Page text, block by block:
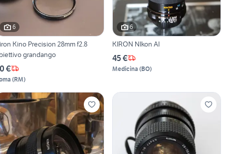
6
Kino Precision 28mm f2.8
grandango
€
(RM)
6
KIRON NIkon AI
45 €
Medicina (BO)